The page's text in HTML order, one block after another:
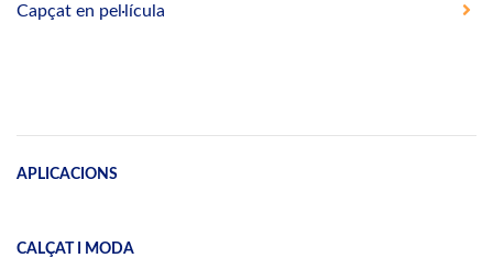
Capçat en pel·lícula
APLICACIONS
CALÇAT I MODA